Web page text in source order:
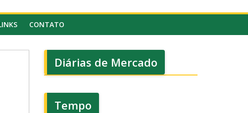
CONTATO
Diárias de Mercado
Tempo